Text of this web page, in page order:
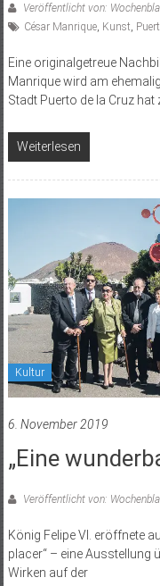
Veröffentlicht von:
César Manrique, Kunst,
Eine originalgetreue
Manrique wird am
Stadt Puerto de la Cruz hat
Weiterlesen
Kultur
6. November 2019
„Eine
Veröffentlicht von:
König Felipe VI. eröffnete
placer“ – eine Ausstellung
Wirken auf der